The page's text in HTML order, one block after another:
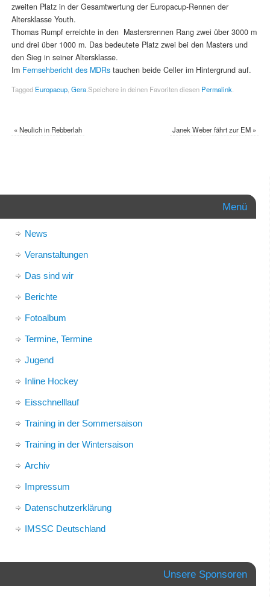
zweiten Platz in der Gesamtwertung der Europacup-Rennen der
Altersklasse Youth.
Thomas Rumpf erreichte in den Mastersrennen Rang zwei über 3000 m
und drei über 1000 m. Das bedeutete Platz zwei bei den Masters und
den Sieg in seiner Altersklasse.
Im Fernsehbericht des MDRstauchen beide Celler im Hintergrund auf.
Tagged Europacup, Gera.Speichere in deinen Favoriten diesen Permalink.
«Neulich in Rebberlah Janek Weber fährt zur EM »
Menü
News
Veranstaltungen
Das sind wir
Berichte
Fotoalbum
Termine, Termine
Jugend
Inline Hockey
Eisschnelllauf
Training in der Sommersaison
Training in der Wintersaison
Archiv
Impressum
Datenschutzerklärung
IMSSC Deutschland
Unsere Sponsoren